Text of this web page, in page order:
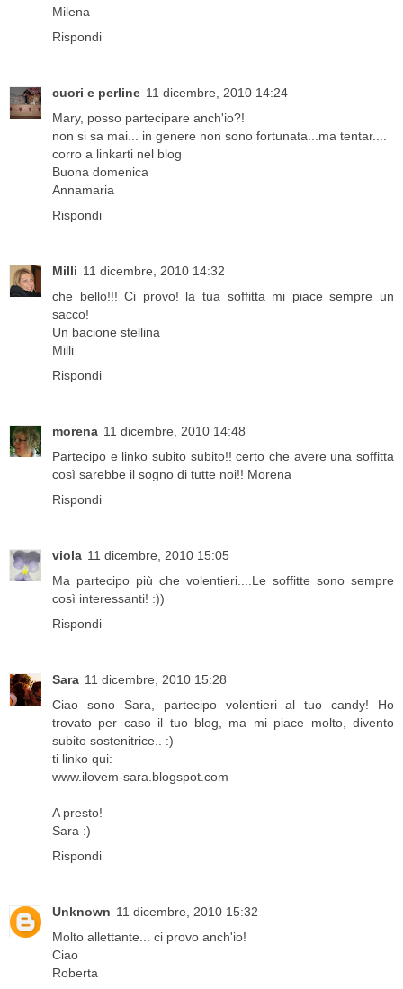
Milena
Rispondi
cuori e perline 11 dicembre, 2010 14:24
Mary, posso partecipare anch'io?!
non si sa mai... in genere non sono fortunata...ma tentar....
corro a linkarti nel blog
Buona domenica
Annamaria
Rispondi
Milli 11 dicembre, 2010 14:32
che bello!!! Ci provo! la tua soffitta mi piace sempre un
sacco!
Un bacione stellina
Milli
Rispondi
morena 11 dicembre, 2010 14:48
Partecipo e linko subito subito!! certo che avere una soffitta
così sarebbe il sogno di tutte noi!! Morena
Rispondi
viola 11 dicembre, 2010 15:05
Ma partecipo più che volentieri....Le soffitte sono sempre
così interessanti! :))
Rispondi
Sara 11 dicembre, 2010 15:28
Ciao sono Sara, partecipo volentieri al tuo candy! Ho
trovato per caso il tuo blog, ma mi piace molto, divento
subito sostenitrice.. :)
ti linko qui:
www.ilovem-sara.blogspot.com
A presto!
Sara :)
Rispondi
Unknown 11 dicembre, 2010 15:32
Molto allettante... ci provo anch'io!
Ciao
Roberta